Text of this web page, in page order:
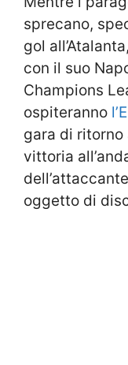
sprecano,
gol all’Atalanta,
con il suo
Champions
ospiteranno
gara di
vittoria
oggetto di